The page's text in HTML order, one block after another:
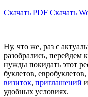
Скачать PDF Скачать
Ну, что же, раз с
разобрались,
нужды покидать этот
буклетов, евробуклетов,
визиток, приглашений
удобных условиях.